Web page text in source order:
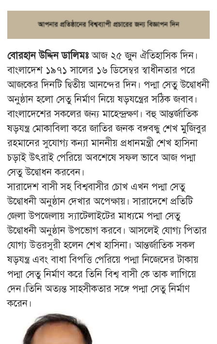
বোরহান উদ্দিন ডালিমঃ আজ ২৫ জুন ঐতিহাসিক দিন।
বাংলাদেশ ১৯৭১ সালের ১৬ ডিসেম্বর স্বাধীনতার পরে
আজকের দিনটি দ্বিতীয় আনন্দের দিন। পদ্মা সেতু উদ্বোধনী
অনুষ্ঠান হলো সেতু নির্মাণ নিয়ে ষড়যন্ত্রের সঠিক জবাব।
বাংলাদেশের সকলের জন্য মাহেন্দ্রক্ষণ। বহু আন্তর্জাতিক
ষড়যন্ত্র মোকাবিলা করে জাতির জনক বঙ্গবন্ধু শেখ মুজিবুর
রহমানের সুযোগ্য কন্যা মাননীয় প্রধানমন্ত্রী শেখ হাসিনা
চড়াই উৎরাই পেরিয়ে অবশেষে সফল ভাবে আজ পদ্মা
সেতু উদ্বোধন করবেন।
সারাদেশ বাসী সহ বিশ্ববাসীর চোখ এখন পদ্মা সেতু
উদ্বোধনী অনুষ্ঠান দেখার অপেক্ষায়। সারাদেশে প্রতিটি
জেলা উপজেলায় স্যাটেলাইটের মাধ্যমে পদ্মা সেতু
উদ্বোধনী অনুষ্ঠান উপভোগ করবে। আসলেই যোগ্য পিতার
যোগ্য উত্তরসুরী হলেন শেখ হাসিনা। আন্তর্জাতিক সকল
ষড়যন্ত্র এবং বাধা বিপত্তি পেরিয়ে পদ্মা নিজেদের টাকায়
পদ্মা সেতু নির্মাণ করে তিনি বিশ্ব বাসী কে তাক লাগিয়ে
দেন।তিনি অত্যন্ত সাহসীকতার সঙ্গে পদ্মা সেতু নির্মাণ
করেন।